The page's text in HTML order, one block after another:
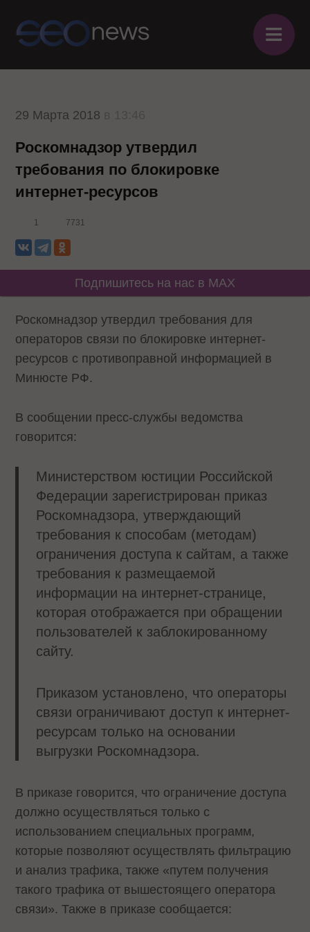
≡
29 Марта 2018
Роскомнадзор утвердил
требования по блокировке
интернет-ресурсов
1 7731
Подпишитесь на нас в MAX
Роскомнадзор утвердил требования для
операторов связи по блокировке интернет-
ресурсов с противоправной информацией в
Минюсте РФ.
В сообщении пресс-службы ведомства
говорится:
Министерством юстиции Российской
Федерации зарегистрирован приказ
Роскомнадзора, утверждающий
требования к способам (методам)
ограничения доступа к сайтам, а также
требования к размещаемой
информации на интернет-странице,
которая отображается при обращении
пользователей к заблокированному
сайту.
Приказом установлено, что операторы
связи ограничивают доступ к интернет-
ресурсам только на основании
выгрузки Роскомнадзора.
В приказе говорится, что ограничение доступа
должно осуществляться только с
использованием специальных программ,
которые позволяют осуществлять фильтрацию
и анализ трафика, также «путем получения
такого трафика от вышестоящего оператора
связи». Также в приказе сообщается: